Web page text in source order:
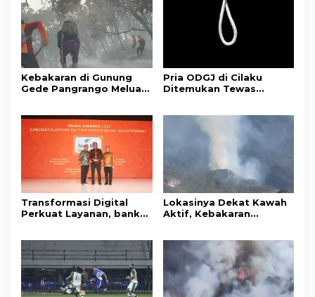
Kebakaran di Gunung
Gede Pangrango Meluas,
Pria ODGJ di Cilaku
Ditemukan Tewas
Transformasi Digital
Perkuat Layanan, bank
Awards 2026
Lokasinya Dekat Kawah
Aktif, Kebakaran
Pangrango